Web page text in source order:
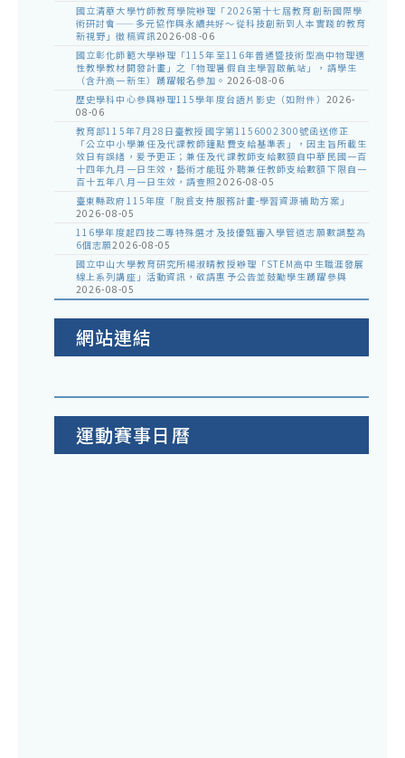
國立清華大學竹師教育學院辦理「2026第十七屆教育創新國際學
術研討會——多元協作與永續共好～從科技創新到人本實踐的教育
新視野」徵稿資訊2026-08-06
國立彰化師範大學辦理「115年至116年普通暨技術型高中物理適
性教學教材開發計畫」之「物理暑假自主學習啟航站」，請學生
（含升高一新生）踴躍報名參加。 2026-08-06
歷史學科中心參與辦理115學年度台語片影史（如附件） 2026-
08-06
教育部115年7月28日臺教授國字第1156002300號函送修正
「公立中小學兼任及代課教師鐘點費支給基準表」，因主旨所載生
效日有誤繕，爰予更正；兼任及代課教師支給數額自中華民國一百
十四年九月一日生效，藝術才能班外聘兼任教師支給數額下限自一
百十五年八月一日生效，請查照2026-08-05
臺東縣政府115年度「脫貧支持服務計畫-學習資源補助方案」
2026-08-05
116學年度起四技二專特殊選才及技優甄審入學管道志願數調整為
6個志願2026-08-05
國立中山大學教育研究所楊淑晴教授辦理「STEM高中生職涯發展
線上系列講座」活動資訊，敬請惠予公告並鼓勵學生踴躍參與
2026-08-05
網站連結
運動賽事日曆